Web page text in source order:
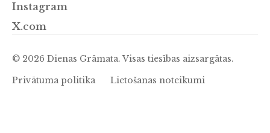
Instagram
X.com
© 2026 Dienas Grāmata. Visas tiesības aizsargātas.
Privātuma politika
Lietošanas noteikumi